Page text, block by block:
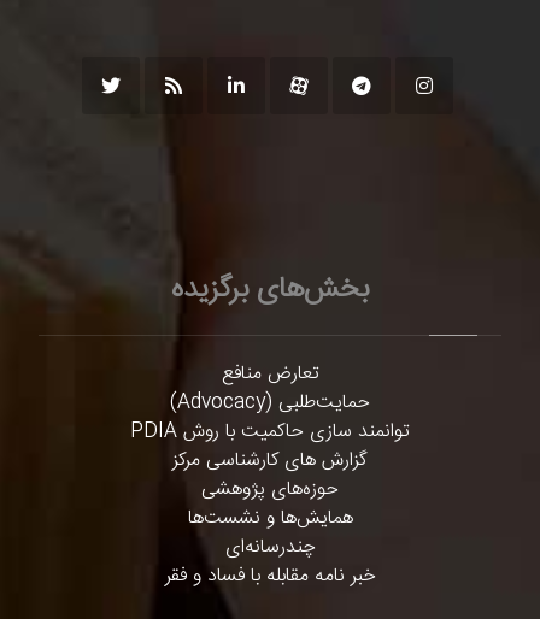
بخش‌های برگزیده
تعارض منافع
حمایت‌طلبی (Advocacy)
توانمند سازی حاکمیت با روش PDIA
گزارش های کارشناسی مرکز
حوزه‌های پژوهشی
همایش‌ها و نشست‌ها
چندرسانه‌ای
خبر نامه مقابله با فساد و فقر